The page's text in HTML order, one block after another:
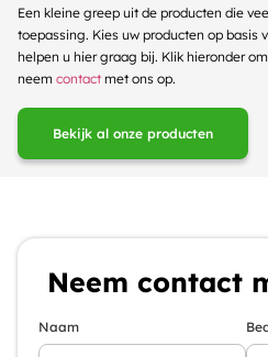
Een kleine greep uit de producten die
toepassing. Kies uw producten op basis
helpen u hier graag bij. Klik hieronder
neem contactmet ons op.
Bekijk al onze producten
Neem contact
Naam